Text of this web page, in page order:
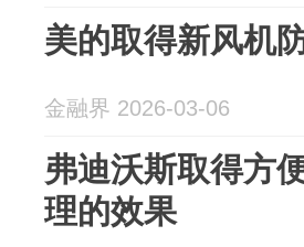
美的取得新风机
金融界 2026-03-06
弗迪沃斯取得方
理的效果